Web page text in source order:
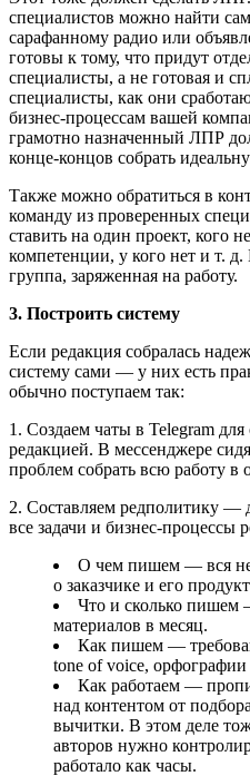
специалистов можно найти
сарафанному радио или
готовы к тому, что придут
специалисты, а не готовая и
специалисты, как они
бизнес-процессам вашей
грамотно назначенный ЛПР
конце-концов собрать
Также можно обратиться в
команду из проверенных
ставить на один проект, кого
компетенции, у кого нет и т. д.
группа, заряженная на работу.
3. Построить систему
Если редакция собралась
систему сами — у них есть
обычно поступаем так:
1. Создаем чаты в Telegram
редакцией. В мессенджере
проблем собрать всю работу в
2. Составляем редполитику —
все задачи и бизнес-процессы
О чем пишем — вся
о заказчике и его
Что и сколько пишем
материалов в месяц.
Как пишем —
tone of voice,
Как работаем —
над контентом от
вычитки. В этом деле
авторов нужно
работало как часы.